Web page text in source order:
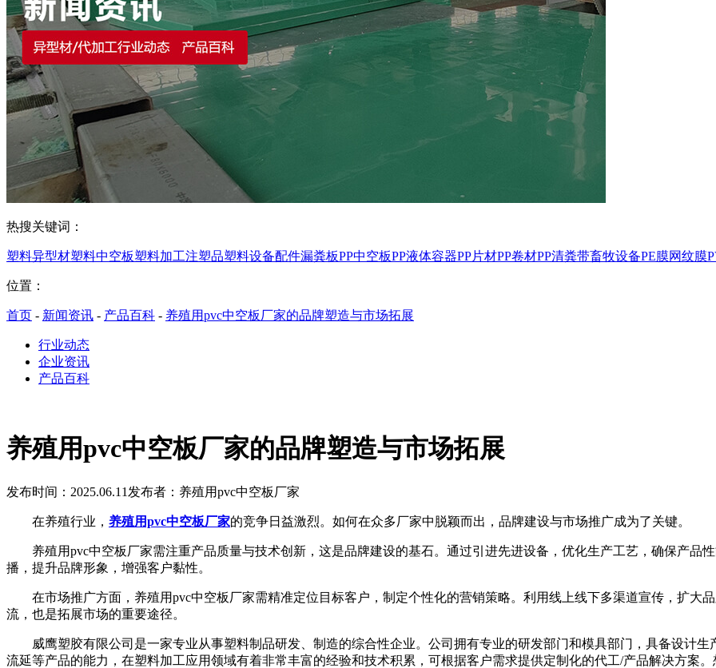
热搜关键词：
塑料异型材塑料中空板塑料加工注塑品塑料设备配件漏粪板PP中空板PP液体容器PP片材PP卷材PP清粪带畜牧设备PE膜网纹膜
位置：
首页 - 新闻资讯 - 产品百科 - 养殖用pvc中空板厂家的品牌塑造与市场拓展
行业动态
企业资讯
产品百科
养殖用pvc中空板厂家的品牌塑造与市场拓展
发布时间：2025.06.11 发布者：养殖用pvc中空板厂家
在养殖行业， 养殖用pvc中空板厂家的竞争日益激烈。如何在众多厂家中脱颖而出，品牌建设与市场推广成为了关键。
养殖用pvc中空板厂家需注重产品质量与技术创新，这是品牌建设的基石。通过引进先进设备，优化生产工艺，确保产品
播，提升品牌形象，增强客户黏性。
在市场推广方面，养殖用pvc中空板厂家需精准定位目标客户，制定个性化的营销策略。利用线上线下多渠道宣传，扩大
流，也是拓展市场的重要途径。
威鹰塑胶有限公司是一家专业从事塑料制品研发、制造的综合性企业。公司拥有专业的研发部门和模具部门，具备设计生
流延等产品的能力，在塑料加工应用领域有着非常丰富的经验和技术积累，可根据客户需求提供定制化的代工/产品解决方案